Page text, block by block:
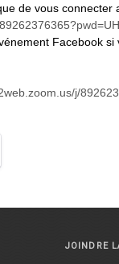
de vous
Facebook
j/
JOINDRE